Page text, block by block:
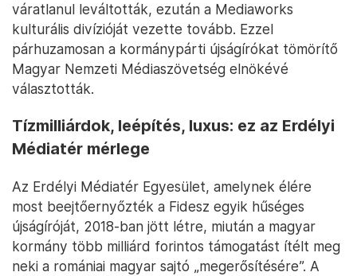
váratlanul leváltották, ezután a Mediaworks
kulturális divízióját vezette tovább. Ezzel
párhuzamosan a kormánypárti újságírókat tömörítő
Magyar Nemzeti Médiaszövetség elnökévé
választották.
Tízmilliárdok, leépítés, luxus: ez az Erdélyi
Médiatér mérlege
Az Erdélyi Médiatér Egyesület, amelynek élére
most beejtőernyőzték a Fidesz egyik hűséges
újságíróját, 2018-ban jött létre, miután a magyar
kormány több milliárd forintos támogatást ítélt meg
neki a romániai magyar sajtó „megerősítésére”. A